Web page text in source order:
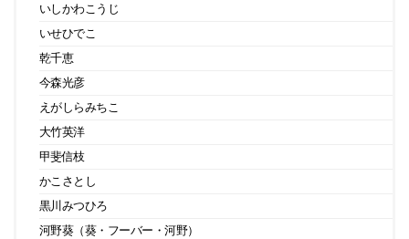
いしかわこうじ
いせひでこ
乾千恵
今森光彦
えがしらみちこ
大竹英洋
甲斐信枝
かこさとし
黒川みつひろ
河野葵（葵・フーバー・河野）